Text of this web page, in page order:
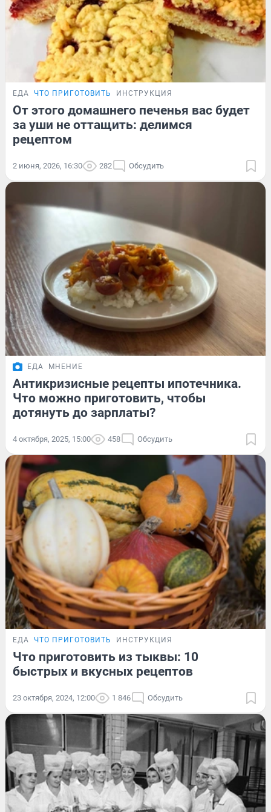
ЕДА ЧТО ПРИГОТОВИТЬ ИНСТРУКЦИЯ
От этого домашнего печенья вас будет
за уши не оттащить: делимся
рецептом
2 июня, 2026, 16:30 282 Обсудить
ЕДА МНЕНИЕ
Антикризисные рецепты ипотечника.
Что можно приготовить, чтобы
дотянуть до зарплаты?
4 октября, 2025, 15:00 458 Обсудить
ЕДА ЧТО ПРИГОТОВИТЬ ИНСТРУКЦИЯ
Что приготовить из тыквы: 10
быстрых и вкусных рецептов
23 октября, 2024, 12:00 1 846 Обсудить